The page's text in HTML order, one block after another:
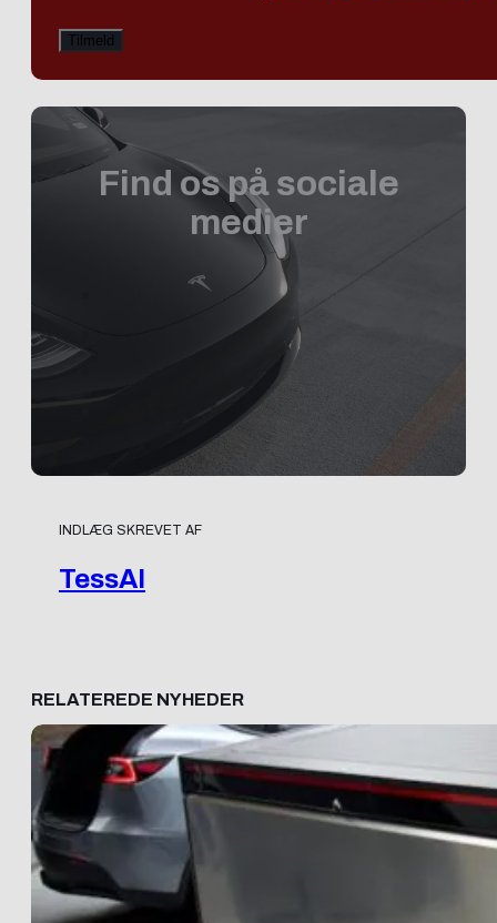
Find os på sociale
medier
INDLÆG SKREVET AF
TessAI
RELATEREDE NYHEDER